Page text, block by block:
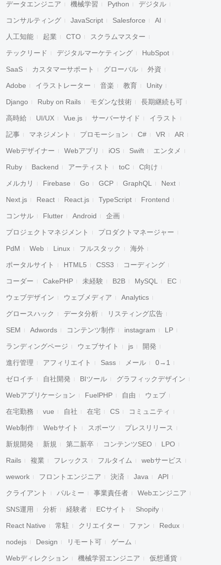
データエンジニア 機械学習 Python デジタル
コンサルティング JavaScript Salesforce AI
人工知能 起業 CTO スクラムマスター
テックリード デジタルマーケティング HubSpot
SaaS カスタマーサポート グローバル 外資
Adobe イラストレーター 音楽 教育 Unity
Django Ruby on Rails モダンな技術 長期継続も可
高時給 UI/UX Vue.js サーバーサイド イラスト
記事 マネジメント プロモーション C# VR AR
Webデザイナー Webアプリ iOS Swift エンタメ
Ruby Backend アーティスト toC C向け
メルカリ Firebase Go GCP GraphQL Next
Next.js React React.js TypeScript Frontend
コンサル Flutter Android 企画
プロジェクトマネジメント プロダクトマネージャー
PdM Web Linux フルスタック 海外
ポータルサイト HTML5 CSS3 コーディング
コーダー CakePHP 未経験 B2B MySQL EC
ウェブデザイン ウェブメディア Analytics
グロースハック データ分析 リスティング広告
SEM Adwords コンテンツ制作 instagram LP
ランディングページ ウェブサイト js 開発
進行管理 アフィリエイト Sass メール 0→1
ゼロイチ 自社開発 BIツール グラフィックデザイン
Webアプリケーション FuelPHP 自由 ウェブ
在宅勤務 vue 自社 在宅 CS コミュニティ
Web制作 Webサイト スポーツ プレスリリース
新規開発 新規 第二新卒 コンテンツSEO LPO
Rails 複業 フレックス フルタイム webサービス
wework フロントエンジニア 決済 Java API
クライアント パルミー 事業責任者 Webエンジニア
SNS運用 分析 経験者 ECサイト Shopify
React Native 常駐 クリエイター ファン Redux
nodejs Design リモート可 ゲーム
Webディレクション 機械学習エンジニア 仮想通貨